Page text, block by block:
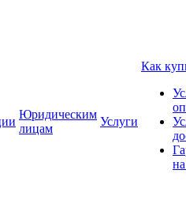
Юридическим
лицам
Услуги
Как